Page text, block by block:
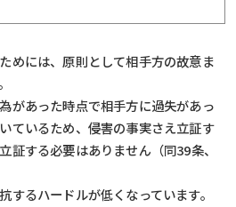
めには、原則として相手方の故意ま
があった時点で相手方に過失があっ
ているため、侵害の事実さえ立証す
証する必要はありません（同39条、
するハードルが低くなっています。